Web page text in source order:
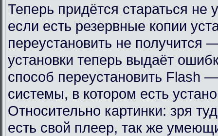
Теперь придётся стараться
если есть резервные копии
переустановить не получится
установки теперь выдаёт
способ переустановить Flash
системы, в котором есть
Относительно картинки: зря
есть свой плеер, так же